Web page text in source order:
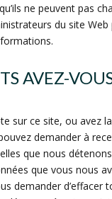
ne peuvent pas
du site
AVEZ-
sur ce site, ou avez
demander à
que nous
que vous nous
demander d’effacer